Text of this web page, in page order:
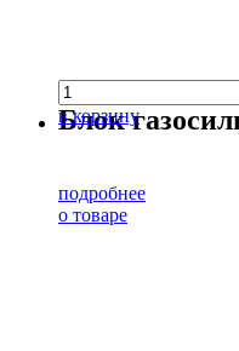
в корзину
Блок
подробнее
о товаре